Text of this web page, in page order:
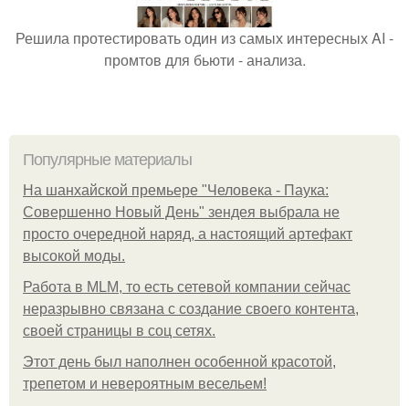
Решила протестировать один из самых интересных AI -
промтов для бьюти - анализа.
Популярные материалы
На шанхайской премьере "Человека - Паука:
Совершенно Новый День" зендея выбрала не
просто очередной наряд, а настоящий артефакт
высокой моды.
Работа в MLM, то есть сетевой компании сейчас
неразрывно связана с создание своего контента,
своей страницы в соц сетях.
Этот день был наполнен особенной красотой,
трепетом и невероятным весельем!